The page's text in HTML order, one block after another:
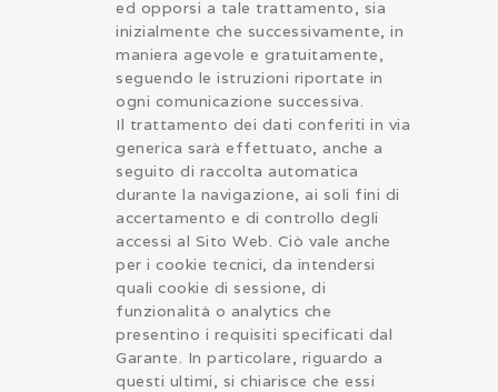
ed opporsi a tale trattamento, sia
inizialmente che successivamente, in
maniera agevole e gratuitamente,
seguendo le istruzioni riportate in
ogni comunicazione successiva.
Il trattamento dei dati conferiti in via
generica sarà effettuato, anche a
seguito di raccolta automatica
durante la navigazione, ai soli fini di
accertamento e di controllo degli
accessi al Sito Web. Ciò vale anche
per i cookie tecnici, da intendersi
quali cookie di sessione, di
funzionalità o analytics che
presentino i requisiti specificati dal
Garante. In particolare, riguardo a
questi ultimi, si chiarisce che essi